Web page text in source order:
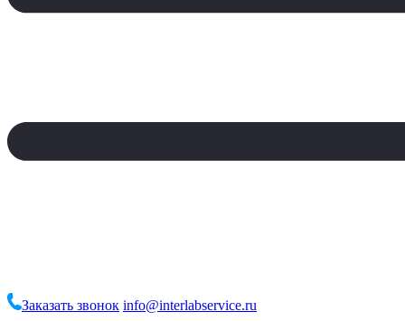
Заказать звонок info@interlabservice.ru